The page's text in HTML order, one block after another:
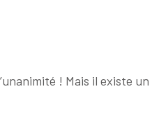
! Mais il existe un